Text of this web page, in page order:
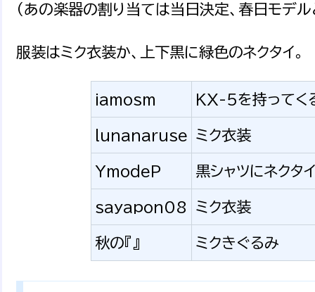
（あの楽器の割り当ては当日決定、春日モデル
服装はミク衣装か、上下黒に緑色のネクタイ。
iamosm KX-5を持ってく
lunanaruse ミク衣装
YmodeP 黒シャツにネクタ
sayapon08 ミク衣装
秋の『』 ミクきぐるみ